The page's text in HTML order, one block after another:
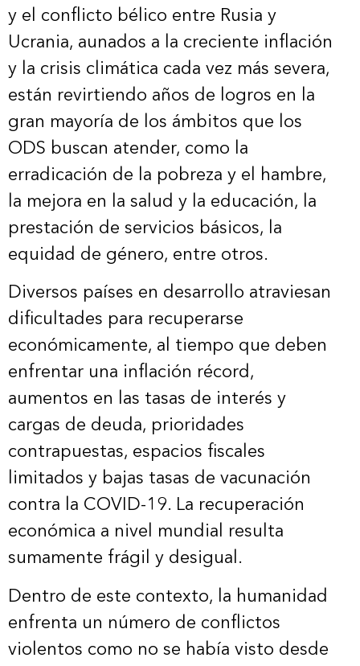
y el conflicto bélico entre Rusia y
Ucrania, aunados a la creciente inflación
y la crisis climática cada vez más severa,
están revirtiendo años de logros en la
gran mayoría de los ámbitos que los
ODS buscan atender, como la
erradicación de la pobreza y el hambre,
la mejora en la salud y la educación, la
prestación de servicios básicos, la
equidad de género, entre otros.
Diversos países en desarrollo atraviesan
dificultades para recuperarse
económicamente, al tiempo que deben
enfrentar una inflación récord,
aumentos en las tasas de interés y
cargas de deuda, prioridades
contrapuestas, espacios fiscales
limitados y bajas tasas de vacunación
contra la COVID-19. La recuperación
económica a nivel mundial resulta
sumamente frágil y desigual.
Dentro de este contexto, la humanidad
enfrenta un número de conflictos
violentos como no se había visto desde